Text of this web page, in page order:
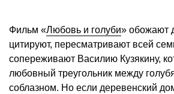
Фильм «Любовь и голуби» обожают
цитируют, пересматривают всей
сопереживают Василию Кузякину,
любовный треугольник между
соблазном. Но если деревенский